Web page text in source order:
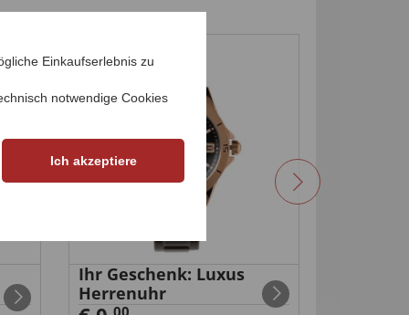
Ihr Geschenk: Luxus
Herrenuhr
Einkaufserlebnis zu
notwendige Cookies
Ich akzeptiere